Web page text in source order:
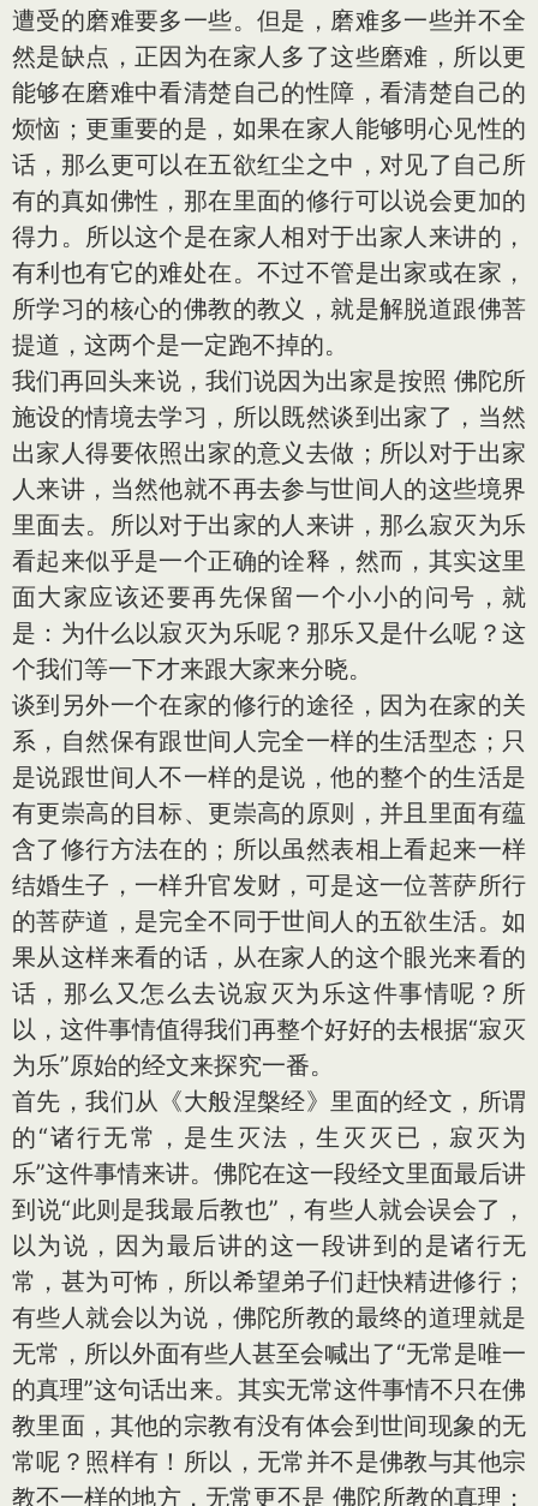
遭受的磨难要多一些。但是，磨难多一些并不全
然是缺点，正因为在家人多了这些磨难，所以更
能够在磨难中看清楚自己的性障，看清楚自己的
烦恼；更重要的是，如果在家人能够明心见性的
话，那么更可以在五欲红尘之中，对见了自己所
有的真如佛性，那在里面的修行可以说会更加的
得力。所以这个是在家人相对于出家人来讲的，
有利也有它的难处在。不过不管是出家或在家，
所学习的核心的佛教的教义，就是解脱道跟佛菩
提道，这两个是一定跑不掉的。
我们再回头来说，我们说因为出家是按照 佛陀所
施设的情境去学习，所以既然谈到出家了，当然
出家人得要依照出家的意义去做；所以对于出家
人来讲，当然他就不再去参与世间人的这些境界
里面去。所以对于出家的人来讲，那么寂灭为乐
看起来似乎是一个正确的诠释，然而，其实这里
面大家应该还要再先保留一个小小的问号，就
是：为什么以寂灭为乐呢？那乐又是什么呢？这
个我们等一下才来跟大家来分晓。
谈到另外一个在家的修行的途径，因为在家的关
系，自然保有跟世间人完全一样的生活型态；只
是说跟世间人不一样的是说，他的整个的生活是
有更崇高的目标、更崇高的原则，并且里面有蕴
含了修行方法在的；所以虽然表相上看起来一样
结婚生子，一样升官发财，可是这一位菩萨所行
的菩萨道，是完全不同于世间人的五欲生活。如
果从这样来看的话，从在家人的这个眼光来看的
话，那么又怎么去说寂灭为乐这件事情呢？所
以，这件事情值得我们再整个好好的去根据“寂灭
为乐”原始的经文来探究一番。
首先，我们从《大般涅槃经》里面的经文，所谓
的“诸行无常，是生灭法，生灭灭已，寂灭为
乐”这件事情来讲。佛陀在这一段经文里面最后讲
到说“此则是我最后教也”，有些人就会误会了，
以为说，因为最后讲的这一段讲到的是诸行无
常，甚为可怖，所以希望弟子们赶快精进修行；
有些人就会以为说，佛陀所教的最终的道理就是
无常，所以外面有些人甚至会喊出了“无常是唯一
的真理”这句话出来。其实无常这件事情不只在佛
教里面，其他的宗教有没有体会到世间现象的无
常呢？照样有！所以，无常并不是佛教与其他宗
教不一样的地方，无常更不是 佛陀所教的真理；